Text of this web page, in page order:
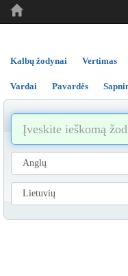
Kalbų žodynai Vertimas
Vardai Pavardės